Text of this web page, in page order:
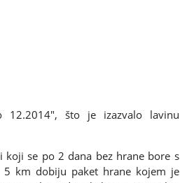
12.2014", što je izazvalo lavinu
koji se po 2 dana bez hrane bore s
km dobiju paket hrane kojem je